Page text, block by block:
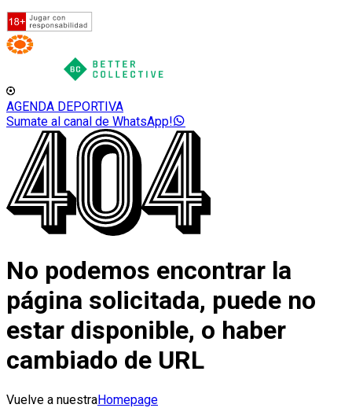
AGENDA DEPORTIVA
Sumate al canal de WhatsApp!
No podemos encontrar la
página solicitada, puede no
estar disponible, o haber
cambiado de URL
Vuelve a nuestraHomepage